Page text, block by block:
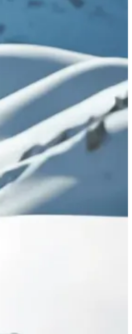
tan impredecible como el tiempo. Las
para que les ayuden a
a anticipar el clima y así planificar
comoLookiero Stitch Fix.
que, en teoría, encajan con tu forma
LAAGAM, responden a esta y otras
nos queda una prenda… o cómo nos